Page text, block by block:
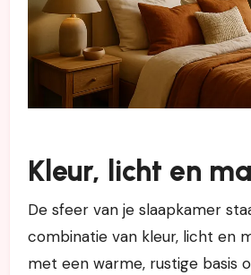
Kleur, licht en
De sfeer van je slaapkamer
combinatie van kleur, licht en
met een warme, rustige basis